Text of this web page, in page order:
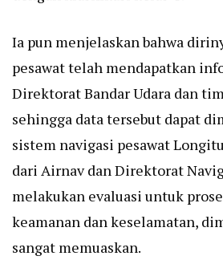
Ia pun menjelaskan bahwa
pesawat telah mendapatkan
Direktorat Bandar Udara dan
sehingga data tersebut dapat
sistem navigasi pesawat
dari Airnav dan Direktorat
melakukan evaluasi untuk
keamanan dan keselamatan,
sangat memuaskan.